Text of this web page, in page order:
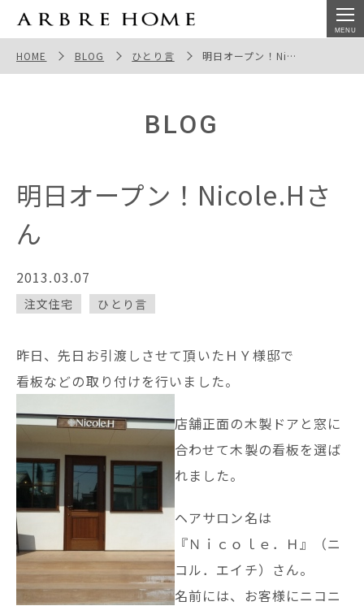
明日オープン！Nicole.Hさん
HOME BLOG ひとり言 明日オープン！Nicole.Hさん
BLOG
明日オープン！Nicole.Hさ
ん
2013.03.07
注文住宅 ひとり言
昨日、先日お引渡しさせて頂いたＨＹ様邸で
看板などの取り付けを行いました。
店舗正面の木製ドアと窓に
合わせて木製の看板を選ば
れました。
ヘアサロン名は
『Ｎｉｃｏｌｅ．Ｈ』（ニ
コル．エイチ）さん。
名前には、お客様にニコニ